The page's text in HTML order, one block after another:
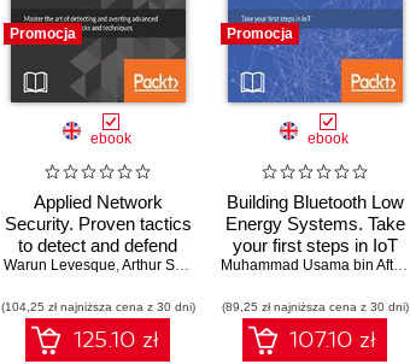
Promocja
ebook
Applied Network
Security. Proven tactics
to detect and defend
against all kinds of
Warun Levesque,Arthur Salmon Michael McLafferty
(104,25 zł najniższa cena z 30 dni)
125.10 zł
Promocja
ebook
Building Bluetooth Low
Energy Systems. Take
your first steps in IoT
Muhammad Usama bin Aftab
(89,25 zł najniższa cena z 30 dni)
107.10 zł